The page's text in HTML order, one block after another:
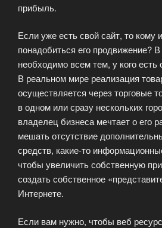
прибыль.
Если уже есть свой сайт, то кому
понадобиться его продвижение?
необходимо всем тем, у кого есть
В реальном мире реализация
осуществляется через торговые
в одном или сразу нескольких
владелец бизнеса мечтает о его
мешать отсутствие
средств, какие-то
чтобы увеличить собственную
создать собственное
Интернете.
Если вам нужно, чтобы веб